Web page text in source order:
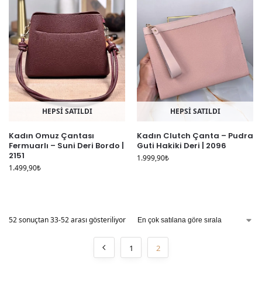
HEPSİ SATILDI
Kadın Omuz Çantası
Fermuarlı – Suni Deri Bordo |
2151
1.499,90₺
HEPSİ SATILDI
Kadın Clutch Çanta – Pudra
Guti Hakiki Deri | 2096
1.999,90₺
52 sonuçtan 33-52 arası gösteriliyor
1 2